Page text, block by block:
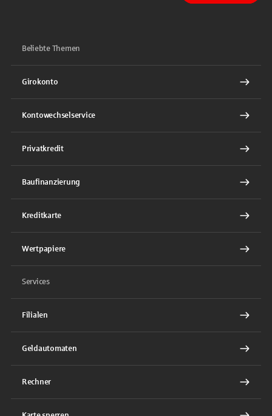
Beliebte Themen
Girokonto
Kontowechselservice
Privatkredit
Baufinanzierung
Kreditkarte
Wertpapiere
Services
Filialen
Geldautomaten
Rechner